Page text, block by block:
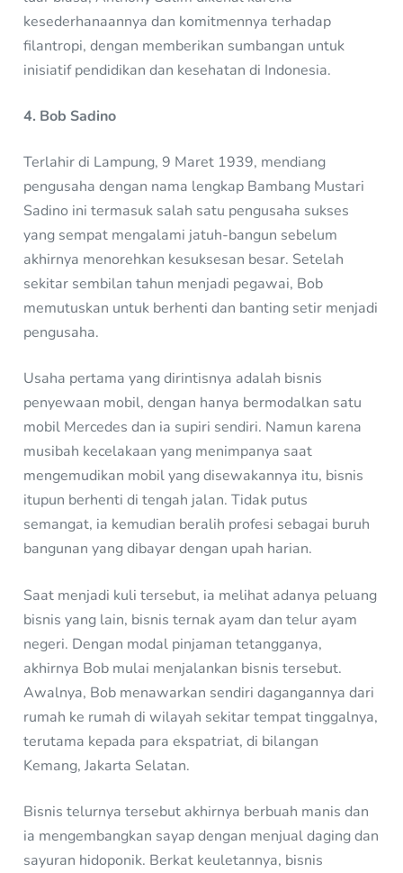
kesederhanaannya dan komitmennya terhadap
filantropi, dengan memberikan sumbangan untuk
inisiatif pendidikan dan kesehatan di Indonesia.
4. Bob Sadino
Terlahir di Lampung, 9 Maret 1939, mendiang
pengusaha dengan nama lengkap Bambang Mustari
Sadino ini termasuk salah satu pengusaha sukses
yang sempat mengalami jatuh-bangun sebelum
akhirnya menorehkan kesuksesan besar. Setelah
sekitar sembilan tahun menjadi pegawai, Bob
memutuskan untuk berhenti dan banting setir menjadi
pengusaha.
Usaha pertama yang dirintisnya adalah bisnis
penyewaan mobil, dengan hanya bermodalkan satu
mobil Mercedes dan ia supiri sendiri. Namun karena
musibah kecelakaan yang menimpanya saat
mengemudikan mobil yang disewakannya itu, bisnis
itupun berhenti di tengah jalan. Tidak putus
semangat, ia kemudian beralih profesi sebagai buruh
bangunan yang dibayar dengan upah harian.
Saat menjadi kuli tersebut, ia melihat adanya peluang
bisnis yang lain, bisnis ternak ayam dan telur ayam
negeri. Dengan modal pinjaman tetangganya,
akhirnya Bob mulai menjalankan bisnis tersebut.
Awalnya, Bob menawarkan sendiri dagangannya dari
rumah ke rumah di wilayah sekitar tempat tinggalnya,
terutama kepada para ekspatriat, di bilangan
Kemang, Jakarta Selatan.
Bisnis telurnya tersebut akhirnya berbuah manis dan
ia mengembangkan sayap dengan menjual daging dan
sayuran hidoponik. Berkat keuletannya, bisnis